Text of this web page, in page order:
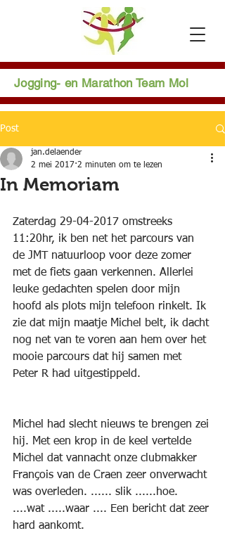
Jogging- en Marathon Team Mol
Post
In Memoriam
jan.delaender
2 mei 2017 2 minuten om te lezen
Zaterdag 29-04-2017 omstreeks
11:20hr, ik ben net het parcours van
de JMT natuurloop voor deze zomer
met de fiets gaan verkennen. Allerlei
leuke gedachten spelen door mijn
hoofd als plots mijn telefoon rinkelt. Ik
zie dat mijn maatje Michel belt, ik dacht
nog net van te voren aan hem over het
mooie parcours dat hij samen met
Peter R had uitgestippeld.
Michel had slecht nieuws te brengen zei
hij. Met een krop in de keel vertelde
Michel dat vannacht onze clubmakker
François van de Craen zeer onverwacht
was overleden. ...... slik ......hoe.
....wat .....waar .... Een bericht dat zeer
hard aankomt.